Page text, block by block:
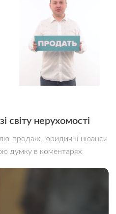
світу нерухомості
продаж, юридичні нюанси
думку в коментарях